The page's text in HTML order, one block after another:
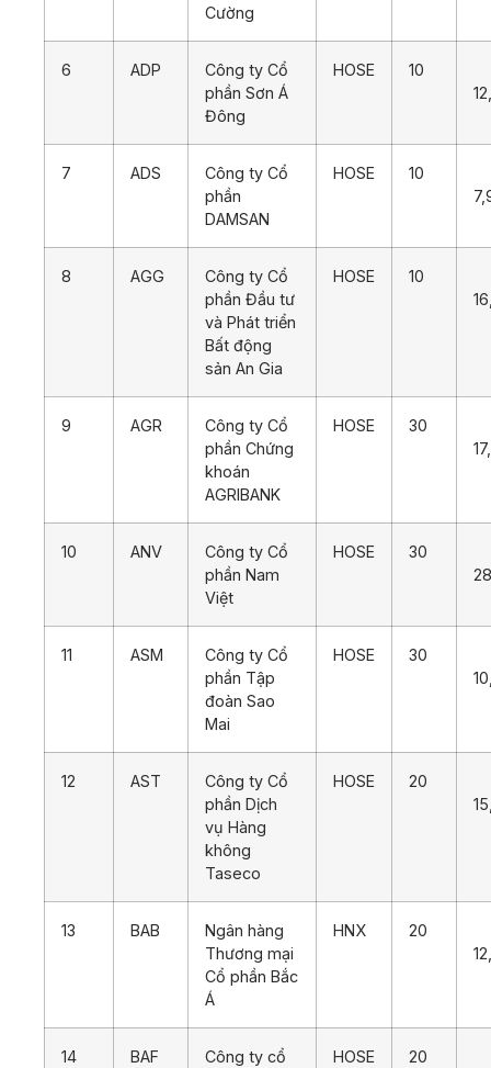
Cường
6 ADP
Công ty Cổ
phần Sơn Á
Đông
HOSE
10
7 ADS
Công ty Cổ
phần
DAMSAN
HOSE
10
8 AGG
Công ty Cổ
phần Đầu tư
và Phát triển
Bất động
sản An Gia
HOSE
10
9 AGR
Công ty Cổ
phần Chứng
khoán
AGRIBANK
HOSE
30
10 ANV
Công ty Cổ
phần Nam
Việt
HOSE
30
11 ASM
Công ty Cổ
phần Tập
đoàn Sao
Mai
HOSE
30
12 AST
Công ty Cổ
phần Dịch
vụ Hàng
không
Taseco
HOSE
20
13 BAB
Ngân hàng
Thương mại
Cổ phần Bắc
Á
HNX
20
14 BAF
Công ty cổ
HOSE
20